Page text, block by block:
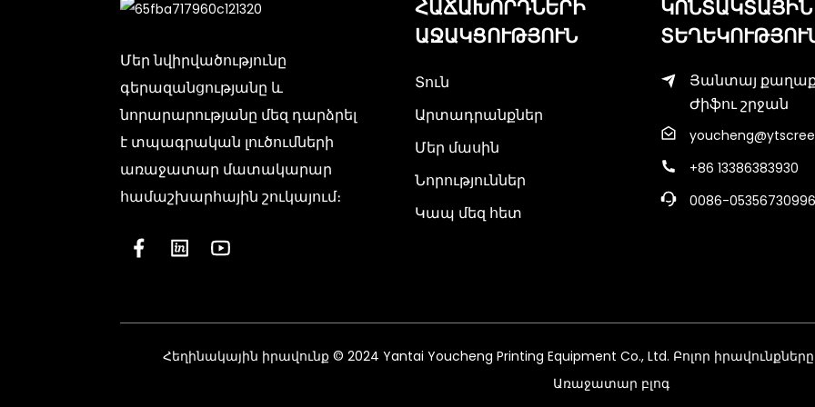
Մեր նվիրվածությունը
գերազանցությանը և
նորարարությանը մեզ դարձրել
է տպագրական լուծումների
առաջատար մատակարար
համաշխարհային շուկայում։
ՀԱՃԱԽՈՐԴՆԵՐԻ
ԱՋԱԿՑՈՒԹՅՈՒՆ
Տուն
Արտադրանքներ
Մեր մասին
Նորություններ
Կապ մեզ հետ
ԿՈՆՏԱԿՏԱՅԻՆ
Յանտայ
Ժիֆու շրջան
+86 13386383930
0086-05356730996
Հեղինակային իրավունք © 2024 Yantai Youcheng Printing Equipment Co., Ltd. Բոլոր
Առաջատար բլոգ